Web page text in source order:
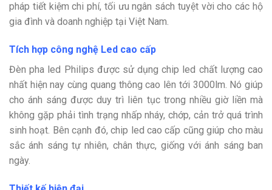
pháp tiết kiệm chi phí, tối ưu ngân sách tuyệt vời cho các hộ
gia đình và doanh nghiệp tại Việt Nam.
Tích hợp công nghệ Led cao cấp
Đèn pha led Philips được sử dụng chip led chất lượng cao
nhất hiện nay cùng quang thông cao lên tới 3000lm. Nó giúp
cho ánh sáng được duy trì liên tục trong nhiều giờ liền mà
không gặp phải tình trạng nhấp nháy, chớp, cản trở quá trình
sinh hoạt. Bên cạnh đó, chip led cao cấp cũng giúp cho màu
sắc ánh sáng tự nhiên, chân thực, giống với ánh sáng ban
ngày.